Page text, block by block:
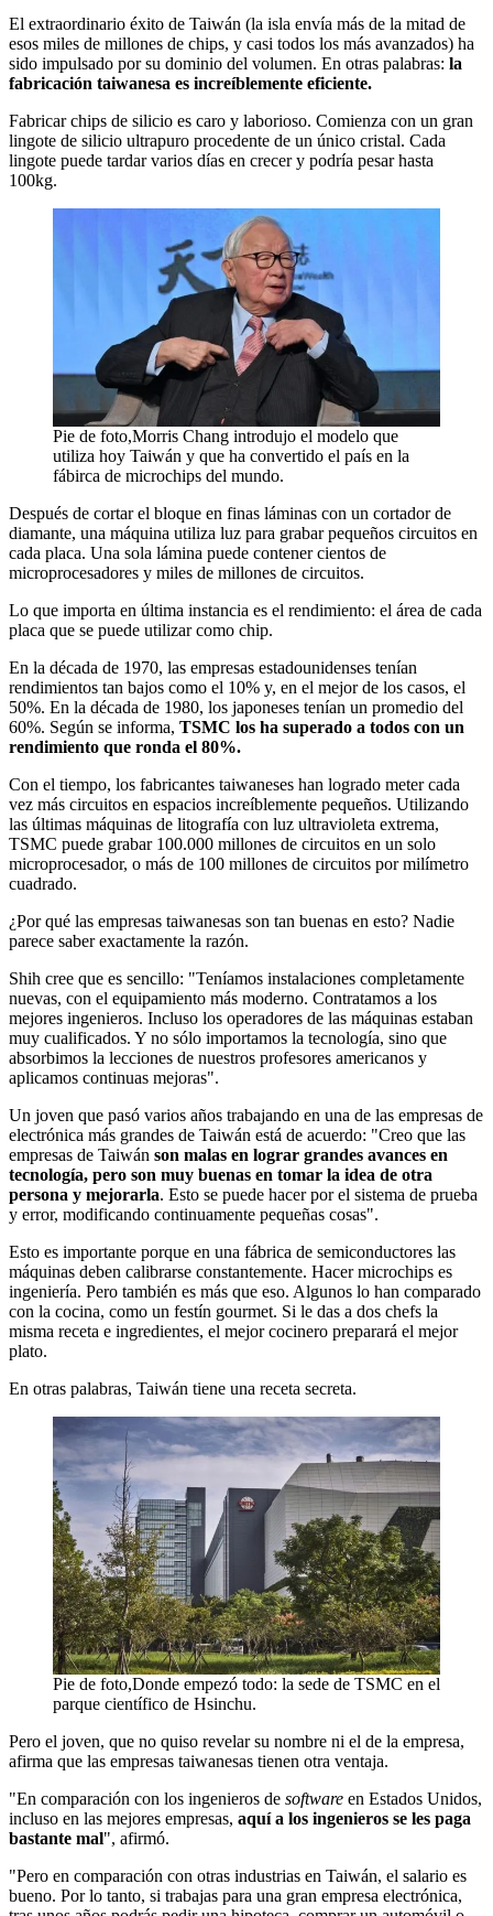
El extraordinario éxito de Taiwán (la isla envía más de la mitad de
esos miles de millones de chips, y casi todos los más avanzados) ha
sido impulsado por su dominio del volumen. En otras palabras: la
fabricación taiwanesa es increíblemente eficiente.
Fabricar chips de silicio es caro y laborioso. Comienza con un gran
lingote de silicio ultrapuro procedente de un único cristal. Cada
lingote puede tardar varios días en crecer y podría pesar hasta
100kg.
Pie de foto,Morris Chang introdujo el modelo que
utiliza hoy Taiwán y que ha convertido el país en la
fábirca de microchips del mundo.
Después de cortar el bloque en finas láminas con un cortador de
diamante, una máquina utiliza luz para grabar pequeños circuitos en
cada placa. Una sola lámina puede contener cientos de
microprocesadores y miles de millones de circuitos.
Lo que importa en última instancia es el rendimiento: el área de cada
placa que se puede utilizar como chip.
En la década de 1970, las empresas estadounidenses tenían
rendimientos tan bajos como el 10% y, en el mejor de los casos, el
50%. En la década de 1980, los japoneses tenían un promedio del
60%. Según se informa, TSMC los ha superado a todos con un
rendimiento que ronda el 80%.
Con el tiempo, los fabricantes taiwaneses han logrado meter cada
vez más circuitos en espacios increíblemente pequeños. Utilizando
las últimas máquinas de litografía con luz ultravioleta extrema,
TSMC puede grabar 100.000 millones de circuitos en un solo
microprocesador, o más de 100 millones de circuitos por milímetro
cuadrado.
¿Por qué las empresas taiwanesas son tan buenas en esto? Nadie
parece saber exactamente la razón.
Shih cree que es sencillo: "Teníamos instalaciones completamente
nuevas, con el equipamiento más moderno. Contratamos a los
mejores ingenieros. Incluso los operadores de las máquinas estaban
muy cualificados. Y no sólo importamos la tecnología, sino que
absorbimos la lecciones de nuestros profesores americanos y
aplicamos continuas mejoras".
Un joven que pasó varios años trabajando en una de las empresas de
electrónica más grandes de Taiwán está de acuerdo: "Creo que las
empresas de Taiwán son malas en lograr grandes avances en
tecnología, pero son muy buenas en tomar la idea de otra
persona y mejorarla. Esto se puede hacer por el sistema de prueba
y error, modificando continuamente pequeñas cosas".
Esto es importante porque en una fábrica de semiconductores las
máquinas deben calibrarse constantemente. Hacer microchips es
ingeniería. Pero también es más que eso. Algunos lo han comparado
con la cocina, como un festín gourmet. Si le das a dos chefs la
misma receta e ingredientes, el mejor cocinero preparará el mejor
plato.
En otras palabras, Taiwán tiene una receta secreta.
Pie de foto,Donde empezó todo: la sede de TSMC en el
parque científico de Hsinchu.
Pero el joven, que no quiso revelar su nombre ni el de la empresa,
afirma que las empresas taiwanesas tienen otra ventaja.
"En comparación con los ingenieros de software en Estados Unidos,
incluso en las mejores empresas, aquí a los ingenieros se les paga
bastante mal", afirmó.
"Pero en comparación con otras industrias en Taiwán, el salario es
bueno. Por lo tanto, si trabajas para una gran empresa electrónica,